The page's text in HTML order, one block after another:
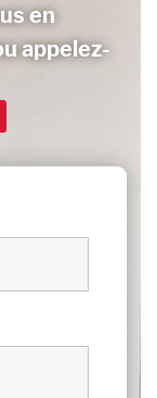
en
appelez-